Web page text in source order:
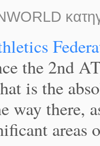
the 2nd
is the
way there,
areas